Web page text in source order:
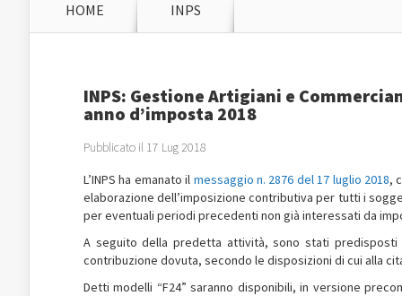
HOME INPS
INPS: Gestione Artigiani e
anno d’imposta 2018
Pubblicato il 17 Lug 2018
L’INPS ha emanato il messaggio n. 2876 del 17 luglio 2018,
elaborazione dell’imposizione contributiva per tutti i
per eventuali periodi precedenti non già interessati da
A seguito della predetta attività, sono stati predisposti
contribuzione dovuta, secondo le disposizioni di cui alla
Detti modelli “F24” saranno disponibili, in versione